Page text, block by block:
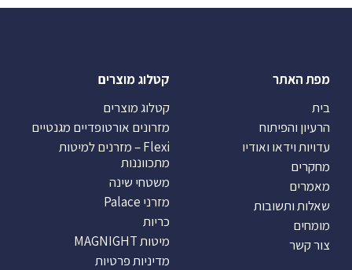
מפת האתר
בית
הרעיון והפיתוח
עדויות וידאו ואודיו
מחקרים
מאמרים
שאלות ותשובות
מומחים
צור קשר
קטלוג מוצרים
קטלוג מוצרים
מזרונים אורטופדיים מגנטיים
Flexi – מזרנים למיטות
מתכווננות
משטחי שינה
מזרני Palace
כריות
מיטות MAGNIGHT
מדיניות פרטיות